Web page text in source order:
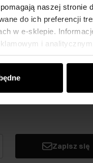
naszej stronie
do ich preferencji
w e-sklepie.
i
podczas korzystania
Zapisz się